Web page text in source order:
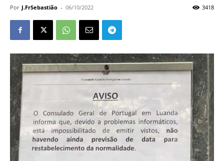
Por J.FrSebastião - 06/10/2022 3418